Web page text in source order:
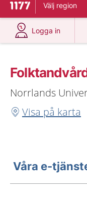
Till startsidan för
Välj region
Logga in
på 1177.se
Norrlands
Visa på karta
Våra e-